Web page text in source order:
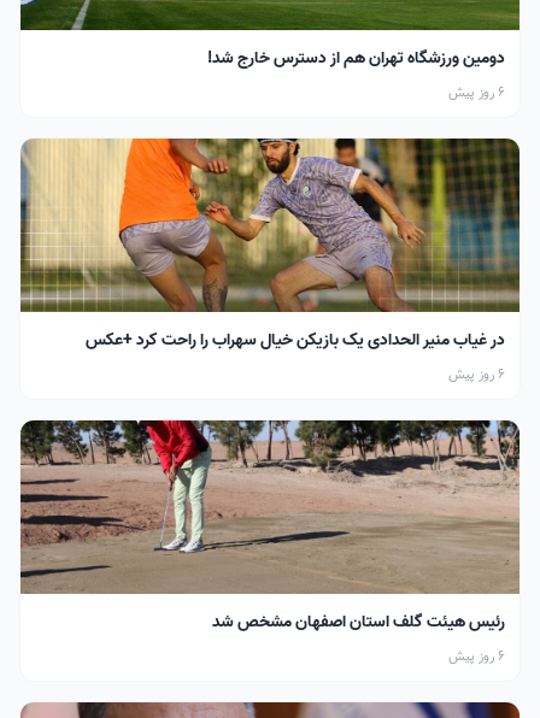
دومین ورزشگاه تهران هم از دسترس خارج شد!
6 روز پیش
در غیاب منیر الحدادی یک بازیکن خیال سهراب را راحت کرد +عکس
6 روز پیش
رئیس هیئت گلف استان اصفهان مشخص شد
6 روز پیش